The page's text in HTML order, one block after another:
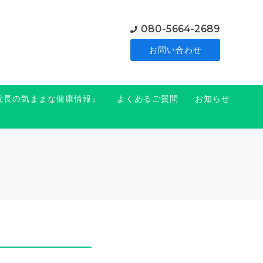
080-5664-2689
お問い合わせ
の気ままな健康情報』 よくあるご質問
お知らせ